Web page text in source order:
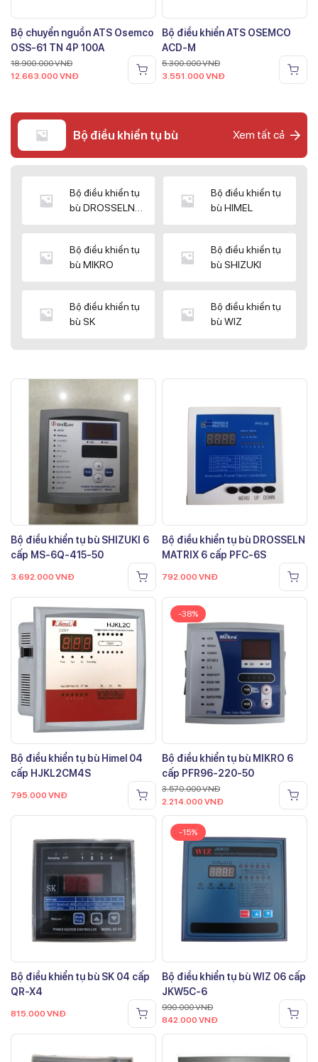
Bộ chuyển nguồn ATS Osemco
OSS-61 TN 4P 100A
18.900.000VNĐ
12.663.000 VNĐ
Bộ điều khiển ATS OSEMCO
ACD-M
5.300.000VNĐ
3.551.000 VNĐ
Bộ điều khiển tụ bù Xem tất cả
Bộ điều khiển tụ
bù DROSSELN
Bộ điều khiển tụ
bù HIMEL
Bộ điều khiển tụ
bù MIKRO
Bộ điều khiển tụ
bù SHIZUKI
Bộ điều khiển tụ
bù SK
Bộ điều khiển tụ
bù WIZ
Bộ điều khiển tụ bù SHIZUKI 6
cấp MS-6Q-415-50
3.692.000 VNĐ
Bộ điều khiển tụ bù DROSSELN
MATRIX 6 cấp PFC-6S
792.000 VNĐ
Bộ điều khiển tụ bù Himel 04
cấp HJKL2CM4S
795.000 VNĐ
-38%
Bộ điều khiển tụ bù MIKRO 6
cấp PFR96-220-50
3.570.000VNĐ
2.214.000 VNĐ
Bộ điều khiển tụ bù SK 04 cấp
QR-X4
815.000 VNĐ
-15%
Bộ điều khiển tụ bù WIZ 06 cấp
JKW5C-6
990.000VNĐ
842.000 VNĐ